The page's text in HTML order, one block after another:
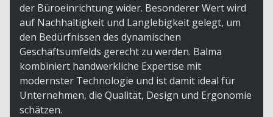
der Büroeinrichtung wider. Besonderer Wert wird
auf Nachhaltigkeit und Langlebigkeit gelegt, um
den Bedürfnissen des dynamischen
Geschäftsumfelds gerecht zu werden. Balma
kombiniert handwerkliche Expertise mit
modernster Technologie und ist damit ideal für
Unternehmen, die Qualität, Design und Ergonomie
schätzen.